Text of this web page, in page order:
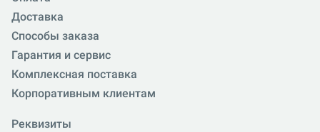
Доставка
Способы заказа
Гарантия и сервис
Комплексная поставка
Корпоративным клиентам
Реквизиты